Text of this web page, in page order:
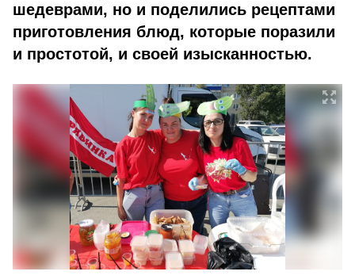
шедеврами, но и поделились рецептами
приготовления блюд, которые поразили
и простотой, и своей изысканностью.